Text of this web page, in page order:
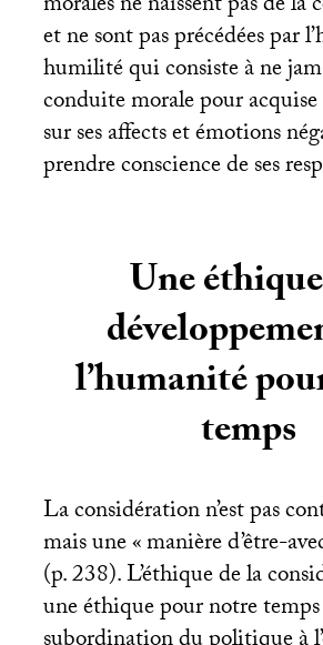
et ne sont pas précédées par
humilité qui consiste à ne
conduite morale pour acquise
sur ses affects et émotions
prendre conscience de ses
Une
l’humanité
temps
La considération n’est pas
mais une «manière d’être-
(p. 238). L’éthique de la
une éthique pour notre